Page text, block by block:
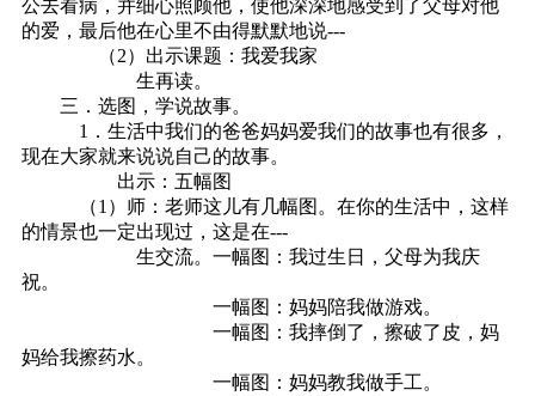
公去看病，并细心照顾他，使他深深地感受到了父母对他
的爱，最后他在心里不由得默默地说---
（2）出示课题：我爱我家
生再读。
三．选图，学说故事。
1．生活中我们的爸爸妈妈爱我们的故事也有很多，
现在大家就来说说自己的故事。
出示：五幅图
（1）师：老师这儿有几幅图。在你的生活中，这样
的情景也一定出现过，这是在---
生交流。一幅图：我过生日，父母为我庆
祝。
一幅图：妈妈陪我做游戏。
一幅图：我摔倒了，擦破了皮，妈
妈给我擦药水。
一幅图：妈妈教我做手工。